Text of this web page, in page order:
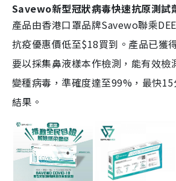
Savewo新型冠狀病毒快速抗原測試
產品由香港口罩品牌Savewo聯乘
抗疫優惠價低至$18買到。產品已獲
要以採集鼻液樣本作檢測，能有效
變種病毒，準確度達至99%，最快
結果。